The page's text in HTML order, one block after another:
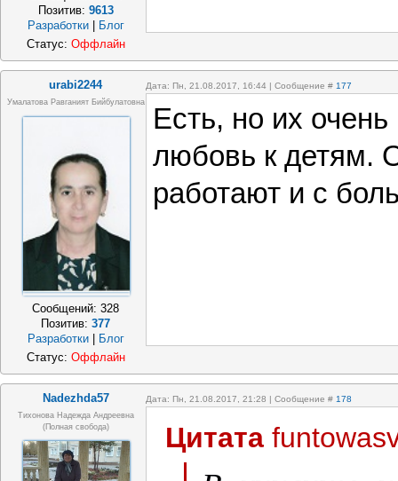
Позитив: 9613
Разработки
Блог
Статус: Оффлайн
urabi2244 Дата: Пн, 21.08.2017, 16:44 | Сообщение # 177
Умалатова Равганият Бийбулатовна
Сообщений:328
Позитив:377
Разработки
Блог
Есть, но их
любовь к детям.
работают и с
Статус: Оффлайн
Nadezhda57 Дата: Пн, 21.08.2017, 21:28 | Сообщение # 178
Тихонова Надежда Андреевна
(полная свобода)
Цитата